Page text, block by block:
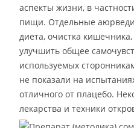
аспекты жизни, в
пищи. Отдельные
диета, очистка
улучшить общее
используемых
не показали на
отличного от плацебо.
лекарства и техники